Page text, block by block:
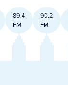
89.4
FM
90.2
FM